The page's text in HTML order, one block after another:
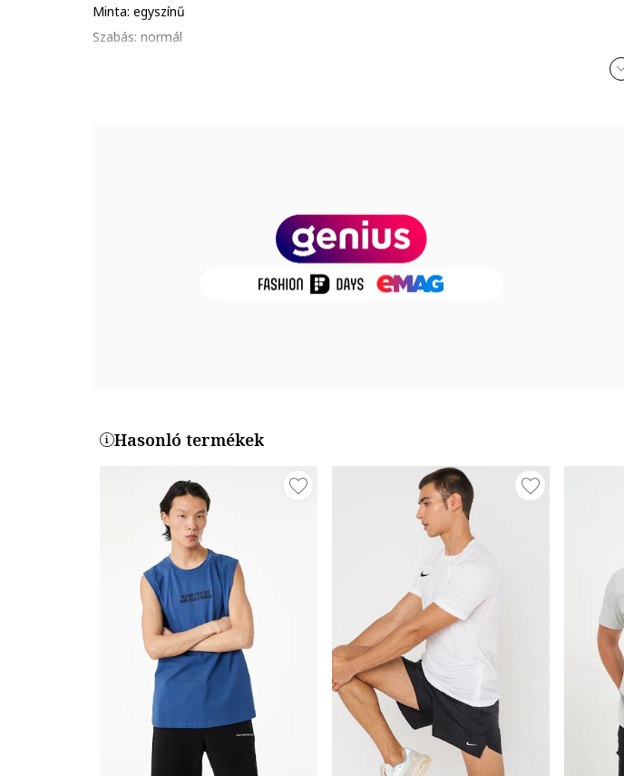
Minta: egyszínű
Szabás: normál
Hasonló termékek